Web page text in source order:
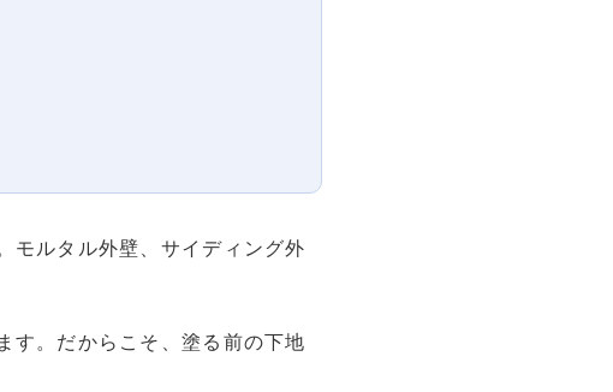
モルタル外壁、サイディング外
す。だからこそ、塗る前の下地